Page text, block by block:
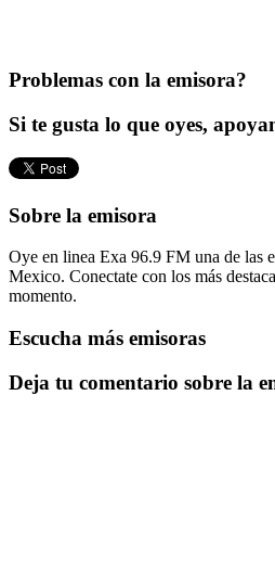
Problemas con la emisora?
Si te gusta lo que oyes,
Sobre la emisora
Oye en linea Exa 96.9 FM una de las
Mexico. Conectate con los más
momento.
Escucha más emisoras
Deja tu comentario sobre la